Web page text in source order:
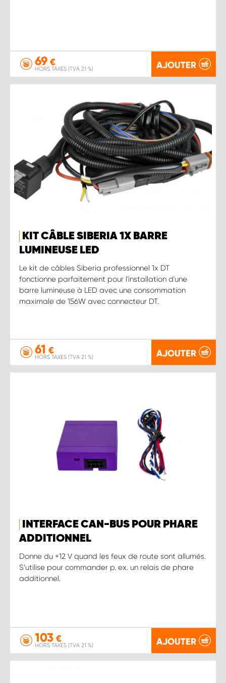
69 €
HORS TAXES (TVA 21 %) AJOUTER
KIT CÂBLE SIBERIA 1X BARRE
LUMINEUSE LED
Le kit de câbles Siberia professionnel 1x DT
fonctionne parfaitement pour l'installation d'une
barre lumineuse à LED avec une consommation
maximale de 156W avec connecteur DT.
61 €
HORS TAXES (TVA 21 %) AJOUTER
INTERFACE CAN-BUS POUR PHARE
ADDITIONNEL
Donne du +12 V quand les feux de route sont allumés.
S’utilise pour commander p. ex. un relais de phare
additionnel.
103 €
HORS TAXES (TVA 21 %) AJOUTER